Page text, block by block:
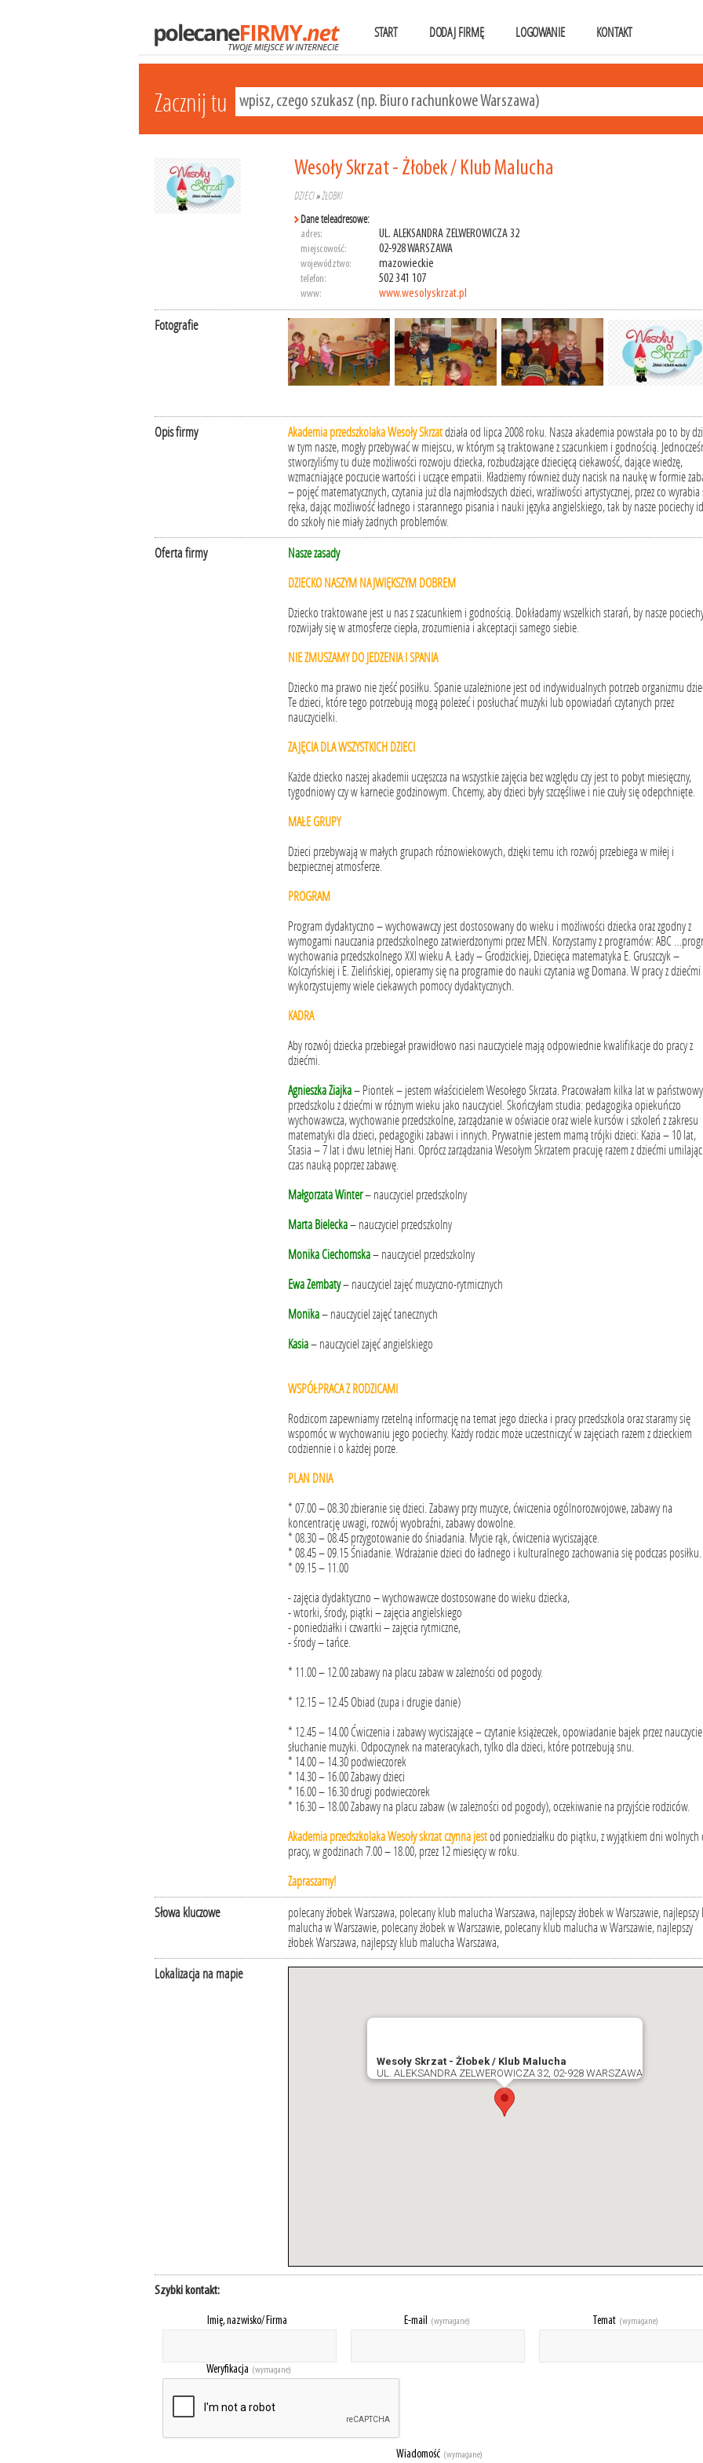
START DODAJ FIRMĘ LOGOWANIE KONTAKT
Zacznij tu
Wesoły Skrzat - Żłobek / Klub Malucha
DZIECI»ŻŁOBKI
Dane teleadresowe:
adres: UL. ALEKSANDRA ZELWEROWICZA 32
miejscowość: 02-928 WARSZAWA
województwo: mazowieckie
telefon: 502 341 107
www: www.wesolyskrzat.pl
Fotografie
Opis firmy Akademia przedszkolaka Wesoły Skrzatdziała od lipca 2008 roku. Nasza akademia powstała po to by
w tym nasze, mogły przebywać w miejscu, w którym są traktowane z szacunkiem i godnością.
stworzyliśmy tu duże możliwości rozwoju dziecka, rozbudzające dziecięcą ciekawość, dające wiedzę,
wzmacniające poczucie wartości i uczące empatii. Kładziemy również duży nacisk na naukę w formie
– pojęć matematycznych, czytania już dla najmłodszych dzieci, wrażliwości artystycznej, przez co wyrabia
ręka, dając możliwość ładnego i starannego pisania i nauki języka angielskiego, tak by nasze pociechy
do szkoły nie miały żadnych problemów.
Oferta firmy
Nasze zasady
DZIECKO NASZYM NAJWIĘKSZYM DOBREM
Dziecko traktowane jest u nas z szacunkiem i godnością. Dokładamy wszelkich starań, by nasze
rozwijały się w atmosferze ciepła, zrozumienia i akceptacji samego siebie.
NIE ZMUSZAMY DO JEDZENIA I SPANIA
Dziecko ma prawo nie zjeść posiłku. Spanie uzależnione jest od indywidualnych potrzeb organizmu
Te dzieci, które tego potrzebują mogą poleżeć i posłuchać muzyki lub opowiadań czytanych przez
nauczycielki.
ZAJĘCIA DLA WSZYSTKICH DZIECI
Każde dziecko naszej akademii uczęszcza na wszystkie zajęcia bez względu czy jest to pobyt miesięczny,
tygodniowy czy w karnecie godzinowym. Chcemy, aby dzieci były szczęśliwe i nie czuły się odepchnięte.
MAŁE GRUPY
Dzieci przebywają w małych grupach różnowiekowych, dzięki temu ich rozwój przebiega w miłej i
bezpiecznej atmosferze.
PROGRAM
Program dydaktyczno – wychowawczy jest dostosowany do wieku i możliwości dziecka oraz zgodny z
wymogami nauczania przedszkolnego zatwierdzonymi przez MEN. Korzystamy z programów: ABC
wychowania przedszkolnego XXI wieku A. Łady – Grodzickiej, Dziecięca matematyka E. Gruszczyk –
Kolczyńskiej i E. Zielińskiej, opieramy się na programie do nauki czytania wg Domana. W pracy z dziećmi
wykorzystujemy wiele ciekawych pomocy dydaktycznych.
KADRA
Aby rozwój dziecka przebiegał prawidłowo nasi nauczyciele mają odpowiednie kwalifikacje do pracy z
dziećmi.
Agnieszka Ziajka– Piontek – jestem właścicielem Wesołego Skrzata. Pracowałam kilka lat w
przedszkolu z dziećmi w różnym wieku jako nauczyciel. Skończyłam studia: pedagogika opiekuńczo
wychowawcza, wychowanie przedszkolne, zarządzanie w oświacie oraz wiele kursów i szkoleń z zakresu
matematyki dla dzieci, pedagogiki zabawi i innych. Prywatnie jestem mamą trójki dzieci: Kazia – 10 lat,
Stasia – 7 lat i dwu letniej Hani. Oprócz zarządzania Wesołym Skrzatem pracuję razem z dziećmi
czas nauką poprzez zabawę.
Małgorzata Winter– nauczyciel przedszkolny
Marta Bielecka– nauczyciel przedszkolny
Monika Ciechomska– nauczyciel przedszkolny
Ewa Zembaty– nauczyciel zajęć muzyczno-rytmicznych
Monika– nauczyciel zajęć tanecznych
Kasia– nauczyciel zajęć angielskiego
WSPÓŁPRACA Z RODZICAMI
Rodzicom zapewniamy rzetelną informację na temat jego dziecka i pracy przedszkola oraz staramy się
wspomóc w wychowaniu jego pociechy. Każdy rodzic może uczestniczyć w zajęciach razem z dzieckiem
codziennie i o każdej porze.
PLAN DNIA
* 07.00 – 08.30 zbieranie się dzieci. Zabawy przy muzyce, ćwiczenia ogólnorozwojowe, zabawy na
koncentrację uwagi, rozwój wyobraźni, zabawy dowolne.
* 08.30 – 08.45 przygotowanie do śniadania. Mycie rąk, ćwiczenia wyciszające.
* 08.45 – 09.15 Śniadanie. Wdrażanie dzieci do ładnego i kulturalnego zachowania się podczas posiłku.
* 09.15 – 11.00
- zajęcia dydaktyczno – wychowawcze dostosowane do wieku dziecka,
- wtorki, środy, piątki – zajęcia angielskiego
- poniedziałki i czwartki – zajęcia rytmiczne,
- środy – tańce.
* 11.00 – 12.00 zabawy na placu zabaw w zależności od pogody.
* 12.15 – 12.45 Obiad (zupa i drugie danie)
* 12.45 – 14.00 Ćwiczenia i zabawy wyciszające – czytanie książeczek, opowiadanie bajek przez
słuchanie muzyki. Odpoczynek na materacykach, tylko dla dzieci, które potrzebują snu.
* 14.00 – 14.30 podwieczorek
* 14.30 – 16.00 Zabawy dzieci
* 16.00 – 16.30 drugi podwieczorek
* 16.30 – 18.00 Zabawy na placu zabaw (w zależności od pogody), oczekiwanie na przyjście rodziców.
Akademia przedszkolaka Wesoły skrzat czynna jestod poniedziałku do piątku, z wyjątkiem dni wolnych
pracy, w godzinach 7.00 – 18.00, przez 12 miesięcy w roku.
Zapraszamy!
Słowa kluczowe
polecany żłobek Warszawa, polecany klub malucha Warszawa, najlepszy żłobek w Warszawie,
malucha w Warszawie, polecany żłobek w Warszawie, polecany klub malucha w Warszawie, najlepszy
żłobek Warszawa, najlepszy klub malucha Warszawa,
Lokalizacja na mapie
Wesoły Skrzat - Żłobek / Klub Malucha
UL. ALEKSANDRA ZELWEROWICZA 32, 02-928 WARSZAWA
Szybki kontakt:
Imię, nazwisko/ Firma E-mail (wymagane) Temat (wymagane)
Weryfikacja (wymagane)
Wiadomość (wymagane)